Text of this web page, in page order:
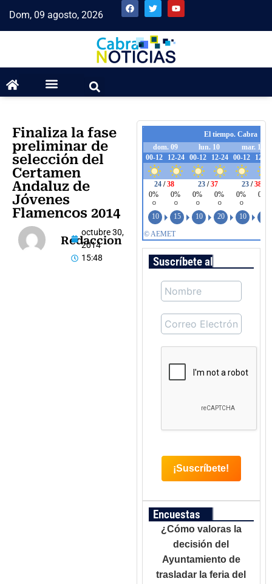
Dom, 09 agosto, 2026
Finaliza la fase
preliminar de
selección del
Certamen
Andaluz de
Jóvenes
Flamencos 2014
Redaccion
octubre 30,
2014
15:48
Suscríbete al boletín
Encuestas
¿Cómo valoras la
decisión del
Ayuntamiento de
trasladar la feria del